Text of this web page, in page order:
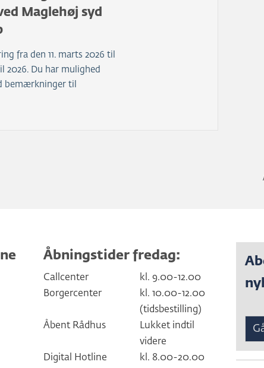
Maglehøj syd
fra den 11. marts 2026 til
2026. Du har mulighed
bemærkninger til
Åbningstider fredag:
Callcenter
kl. 9.00-12.00
Borgercenter
kl. 10.00-12.00
(tidsbestilling)
Åbent Rådhus
Lukket indtil
videre
Digital Hotline
kl. 8.00-20.00